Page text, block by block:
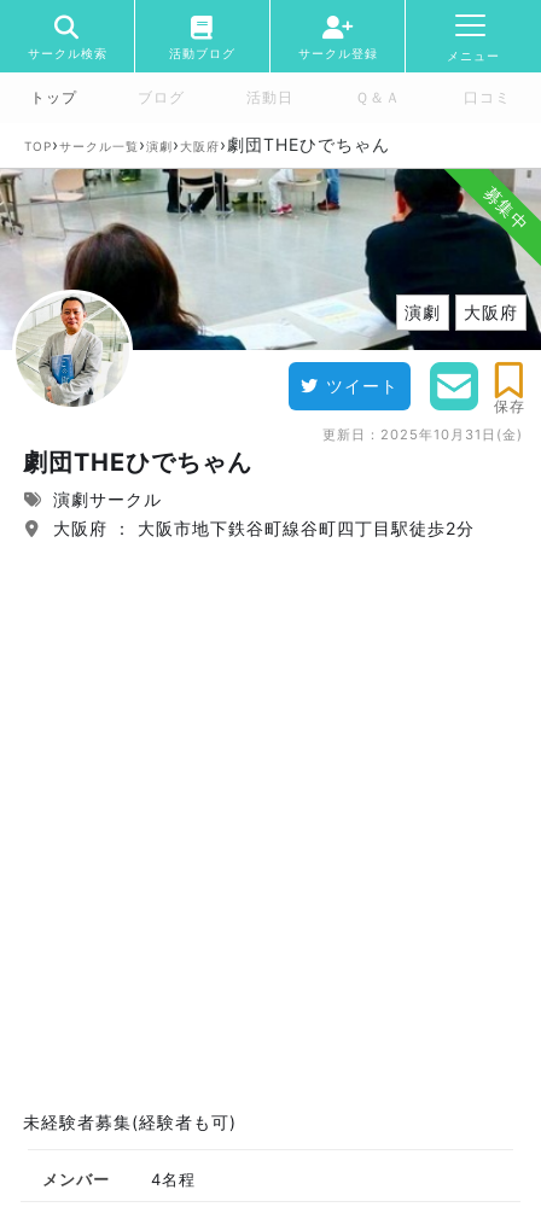
サークル検索 活動ブログ サークル登録 メニュー
トップ ブログ 活動日 Ｑ＆Ａ 口コミ
TOP›サークル一覧 ›演劇› 大阪府›劇団THEひでちゃん
募集中
演劇 大阪府
ツイート
保存
更新日： 2025年10月31日(金)
劇団THEひでちゃん
演劇サークル
大阪府 ： 大阪市地下鉄谷町線谷町四丁目駅徒歩2分
未経験者募集(経験者も可)
メンバー 4名程